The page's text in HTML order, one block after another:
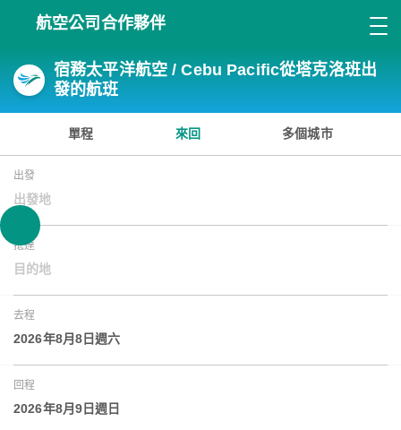
航空公司合作夥伴
宿務太平洋航空 / Cebu Pacific從塔克洛班出
發的航班
單程 來回 多個城市
出發
出發地
抵達
目的地
去程
2026年8月8日週六
回程
2026年8月9日週日